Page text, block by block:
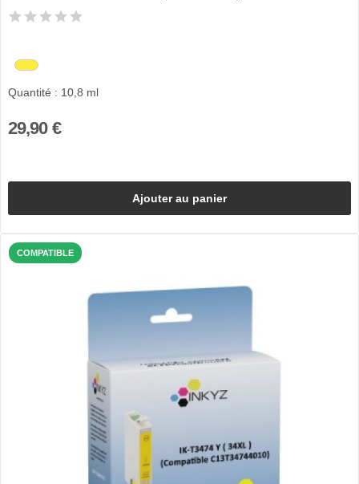
Quantité : 10,8 ml
29,90 €
Ajouter au panier
COMPATIBLE